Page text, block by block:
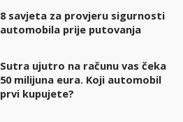
8 savjeta za provjeru sigurnosti
automobila prije putovanja
Sutra ujutro na računu vas čeka
50 milijuna eura. Koji automobil
prvi kupujete?